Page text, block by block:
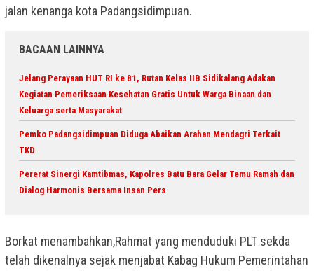
jalan kenanga kota Padangsidimpuan.
BACAAN LAINNYA
Jelang Perayaan HUT RI ke 81, Rutan Kelas IIB Sidikalang Adakan
Kegiatan Pemeriksaan Kesehatan Gratis Untuk Warga Binaan dan
Keluarga serta Masyarakat
Pemko Padangsidimpuan Diduga Abaikan Arahan Mendagri Terkait
TKD
Pererat Sinergi Kamtibmas, Kapolres Batu Bara Gelar Temu Ramah dan
Dialog Harmonis Bersama Insan Pers
Borkat menambahkan,Rahmat yang menduduki PLT sekda
telah dikenalnya sejak menjabat Kabag Hukum Pemerintahan